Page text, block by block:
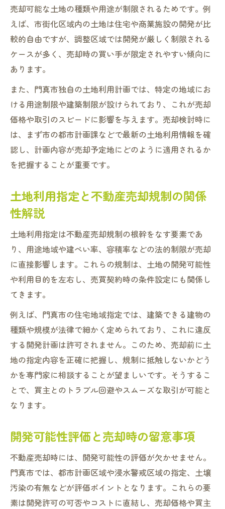
売却可能な土地の種類や用途が制限されるためです。例
えば、市街化区域内の土地は住宅や商業施設の開発が比
較的自由ですが、調整区域では開発が厳しく制限される
ケースが多く、売却時の買い手が限定されやすい傾向に
あります。
また、門真市独自の土地利用計画では、特定の地域にお
ける用途制限や建築制限が設けられており、これが売却
価格や取引のスピードに影響を与えます。売却検討時に
は、まず市の都市計画課などで最新の土地利用情報を確
認し、計画内容が売却予定地にどのように適用されるか
を把握することが重要です。
土地利用指定と不動産売却規制の関係
性解説
土地利用指定は不動産売却規制の根幹をなす要素であ
り、用途地域や建ぺい率、容積率などの法的制限が売却
に直接影響します。これらの規制は、土地の開発可能性
や利用目的を左右し、売買契約時の条件設定にも関係し
てきます。
例えば、門真市の住宅地域指定では、建築できる建物の
種類や規模が法律で細かく定められており、これに違反
する開発計画は許可されません。このため、売却前に土
地の指定内容を正確に把握し、規制に抵触しないかどう
かを専門家に相談することが望ましいです。そうするこ
とで、買主とのトラブル回避やスムーズな取引が可能と
なります。
開発可能性評価と売却時の留意事項
不動産売却時には、開発可能性の評価が欠かせません。
門真市では、都市計画区域や浸水警戒区域の指定、土壌
汚染の有無などが評価ポイントとなります。これらの要
素は開発許可の可否やコストに直結し、売却価格や買主